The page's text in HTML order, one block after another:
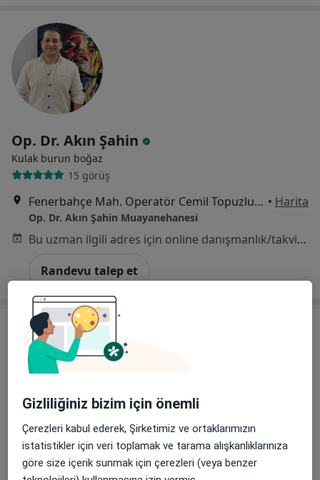
Op. Dr. Akın Şahin
Kulak burun boğaz
15 görüş
Fenerbahçe Mah. Operatör Cemil Topuzlu Cd. No:25 Yosun Apt. Kat:1 Daire:2, İstanbul • Harita
Op. Dr. Akın Şahin Muayanehanesi
Bu uzman ilgili adres için online danışmanlık/takvim sunmuyor.
Randevu talep et
Prof. Dr. Tolga Kandoğan
Kulak burun boğaz
1 görüş
Gizliliğiniz bizim için önemli
Çerezleri kabul ederek, Şirketimiz ve ortaklarımızın
istatistikler için veri toplamak ve tarama alışkanlıklarınıza
göre size içerik sunmak için çerezleri (veya benzer